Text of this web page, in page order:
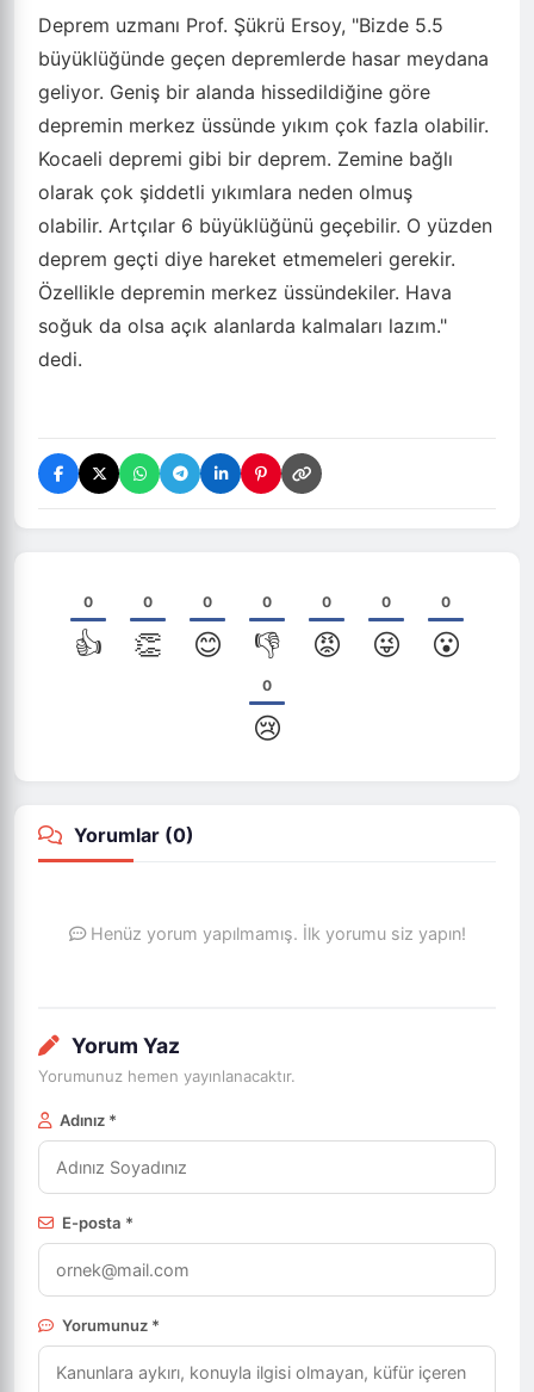
Deprem uzmanı Prof. Şükrü Ersoy, "Bizde 5.5
büyüklüğünde geçen depremlerde hasar meydana
geliyor. Geniş bir alanda hissedildiğine göre
depremin merkez üssünde yıkım çok fazla olabilir.
Kocaeli depremi gibi bir deprem. Zemine bağlı
olarak çok şiddetli yıkımlara neden olmuş
olabilir. Artçılar 6 büyüklüğünü geçebilir. O yüzden
deprem geçti diye hareket etmemeleri gerekir.
Özellikle depremin merkez üssündekiler. Hava
soğuk da olsa açık alanlarda kalmaları lazım."
dedi.
0
👍
0
👏
0
😊
0
👎
0
😡
0
😜
0
😮
0
😢
Yorumlar (0)
Henüz yorum yapılmamış. İlk yorumu siz yapın!
Yorum Yaz
Yorumunuz hemen yayınlanacaktır.
Adınız *
E-posta *
Yorumunuz *